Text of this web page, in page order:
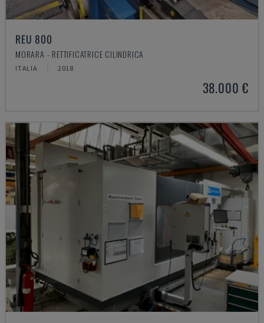
REU 800
MORARA - RETTIFICATRICE CILINDRICA
ITALIA 2018
38.000 €